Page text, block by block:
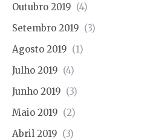
Outubro 2019 (4)
Setembro 2019 (3)
Agosto 2019 (1)
Julho 2019 (4)
Junho 2019 (3)
Maio 2019 (2)
Abril 2019 (3)